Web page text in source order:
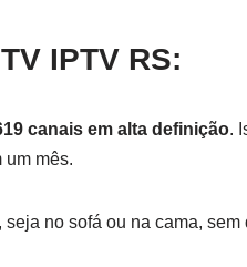
IPTV RS:
canais em alta definição.
um mês.
no sofá ou na cama,